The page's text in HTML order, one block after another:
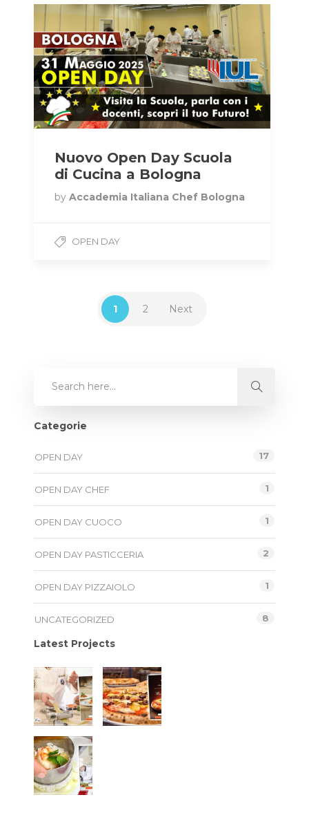
Nuovo Open Day Scuola
di Cucina a Bologna
by Accademia Italiana Chef Bologna
OPEN DAY
1 2 Next
Categorie
OPEN DAY 17
OPEN DAY CHEF 1
OPEN DAY CUOCO 1
OPEN DAY PASTICCERIA 2
OPEN DAY PIZZAIOLO 1
UNCATEGORIZED 8
Latest Projects